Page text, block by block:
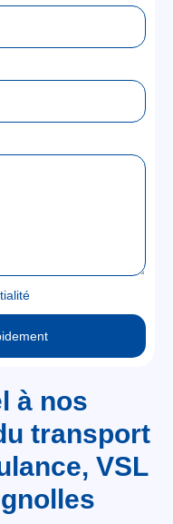
à nos
transport
VSL